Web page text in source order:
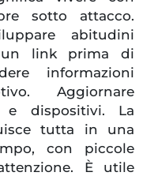
sotto attacco.
abitudini
un link prima di
informazioni
Aggiornare
e dispositivi. La
tutta in una
con piccole
È utile